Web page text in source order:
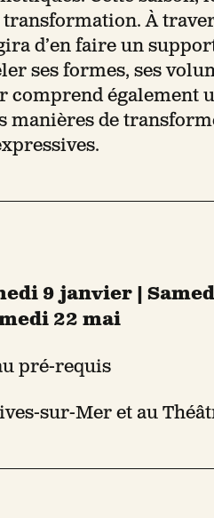
À
d’en faire un
ses formes, ses
comprend
de
9 janvier |
22 mai
pré-requis
sur-Mer et au